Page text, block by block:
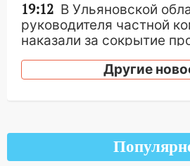
19:12 В Ульяновской
руководителя частной
наказали за сокрытие
сотрудник
18:02 В Ульяновск едут
оставил в силе приговор
«УльяновскФармации»
Другие